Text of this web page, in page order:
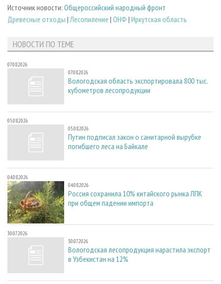
Источник новости: Общероссийский народный фронт
Древесные отходы |Лесопиление | ОНФ | Иркутская область
НОВОСТИ ПО ТЕМЕ
07.08.2026
07.08.2026
Вологодская область экспортировала 800 тыс.
кубометров лесопродукции
05.08.2026
05.08.2026
Путин подписал закон о санитарной вырубке
погибшего леса на Байкале
04.08.2026
04.08.2026
Россия сохранила 10% китайского рынка ЛПК
при общем падении импорта
30.07.2026
30.07.2026
Вологодская лесопродукция нарастила экспорт
в Узбекистан на 12%